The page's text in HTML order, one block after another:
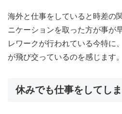
海外と仕事をしていると時差の
ニケーションを取った方が事が
レワークが行われている今特に
が飛び交っているのを感じます。
休みでも仕事をしてし